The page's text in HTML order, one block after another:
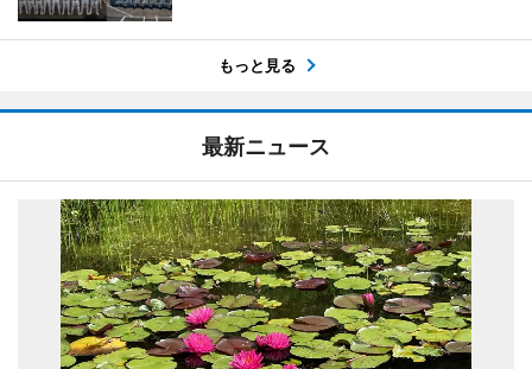
もっと見る
最新ニュース